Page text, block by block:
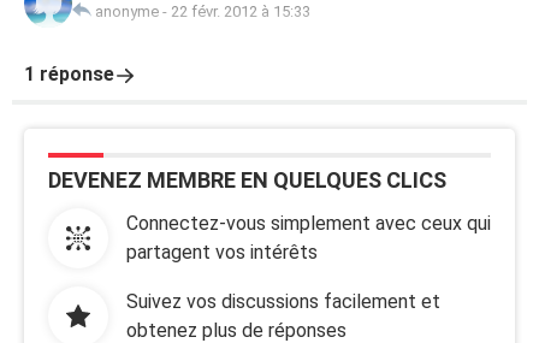
anonyme - 22 févr. 2012 à 15:33
1 réponse
DEVENEZ MEMBRE EN QUELQUES CLICS
Connectez-vous simplement avec ceux qui
partagent vos intérêts
Suivez vos discussions facilement et
obtenez plus de réponses